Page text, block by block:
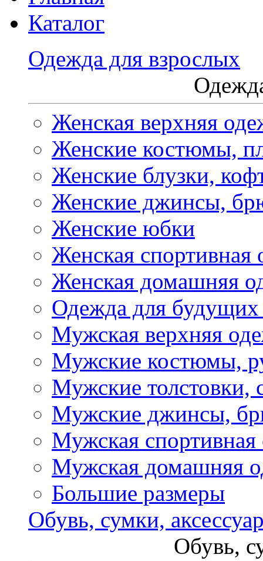
Каталог
Одежда для взрослых
Женская верхняя
Женские костюмы,
Женские блузки,
Женские джинсы,
Женские юбки
Женская спортивная
Женская домашняя
Одежда для
Мужская верхняя
Мужские костюмы,
Мужские толстовки,
Мужские джинсы,
Мужская спортивная
Мужская домашняя
Большие размеры
Обувь, сумки,
Обувь,